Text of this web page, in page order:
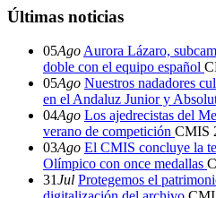
Últimas noticias
05Ago Aurora Lázaro,
doble con el equipo español
05Ago Nuestros nadadores
en el Andaluz Junior y
04Ago Los ajedrecistas del
verano de competición CMIS
03Ago El CMIS concluye la
Olímpico con once medallas
31Jul Protegemos el